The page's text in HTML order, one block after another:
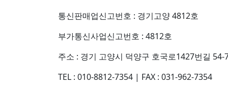
통신판매업신고번호 : 경기고양 4812호
부가통신사업신고번호 : 4812호
주소 : 경기 고양시 덕양구 호국로1427번길 54-
TEL : 010-8812-7354 | FAX : 031-962-7354